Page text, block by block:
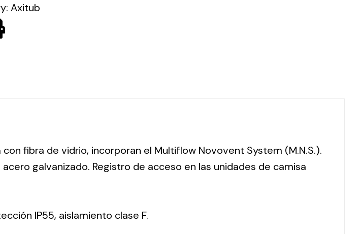
of
for
Axitub
fibra de vidrio, incorporan el Multiflow Novovent System (M.N.S.).
galvanizado. Registro de acceso en las unidades de camisa
IP55, aislamiento clase F.